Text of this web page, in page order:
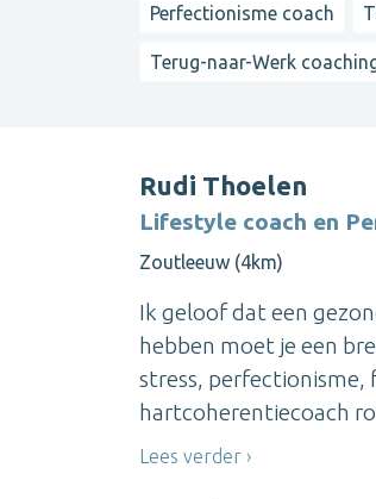
Perfectionisme coach
Terug-naar-Werk
Rudi Thoelen
Lifestyle coach en
Zoutleeuw (4km)
Ik geloof dat een
hebben moet je een
stress, perfectionisme,
hartcoherentiecoach
Lees verder